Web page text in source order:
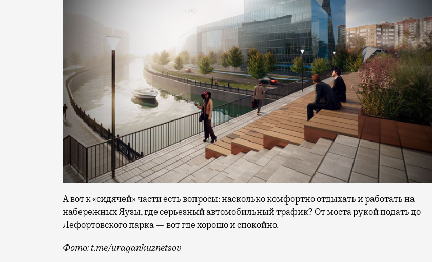
А вот к «сидячей» части есть вопросы: насколько комфортно отдыхать и работать на
набережных Яузы, где серьезный автомобильный трафик? От моста рукой подать до
Лефортовского парка — вот где хорошо и спокойно.
Фото: t.me/uragankuznetsov